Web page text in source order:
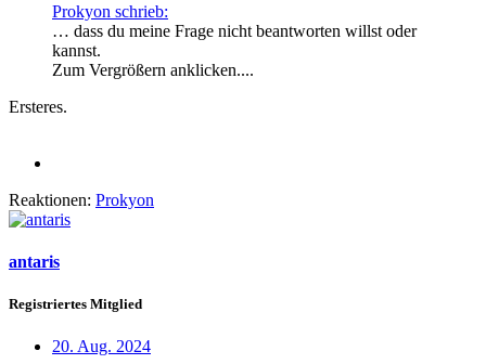
Prokyon schrieb:
… dass du meine Frage nicht beantworten willst oder
kannst.
Zum Vergrößern anklicken....
Ersteres.
Reaktionen: Prokyon
antaris
Registriertes Mitglied
20. Aug. 2024